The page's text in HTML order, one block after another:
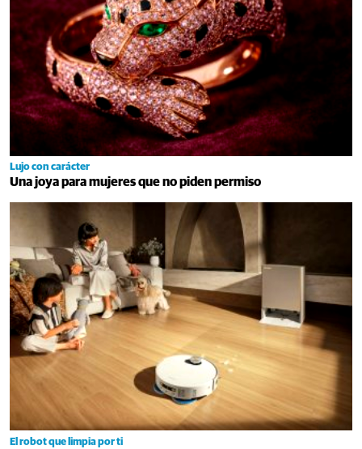
Lujo con carácter
Una joya para mujeres que no piden permiso
El robot que limpia por ti